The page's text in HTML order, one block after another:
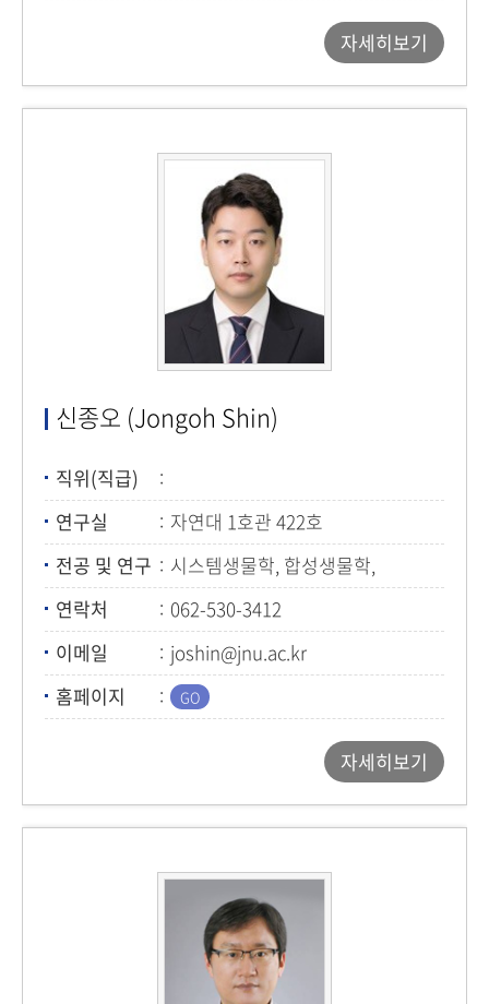
자세히보기
신종오 (Jongoh Shin)
직위(직급)
연구실
자연대 1호관 422호
전공 및 연구
시스템생물학, 합성생물학,
마이크로바이옴, AI생물학
연락처
062-530-3412
이메일
joshin@jnu.ac.kr
홈페이지
자세히보기